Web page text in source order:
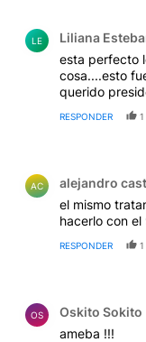
LE Liliana
esta perfecto
cosa....esto
querido
RESPONDER 1
AC alejandro
el mismo
hacerlo con
RESPONDER 1
OS Oskito Sokito
ameba !!!